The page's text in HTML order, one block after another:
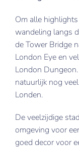
Marrakech
Milaan
New York
Nice
Om alle
wandeling langs
de Tower Bridge
London Eye en
London
natuurlijk nog
Londen.
De veelzijdige
omgeving voor
goed decor voor